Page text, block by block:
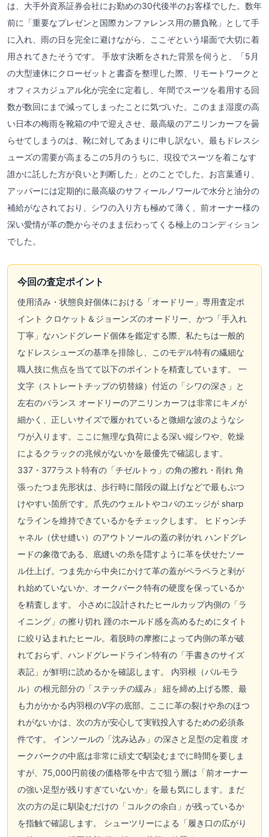
は、大手外資系証券会社にお勤めの30代後半のお客様でした。数年
前に「重要なプレゼンと国際カンファレンス用の勝負靴」として手
に入れ、雨の日を完全に避けながら、ここぞという場面で大切に着
用されてきたそうです。 手放す決断をされた背景を伺うと、「5月
の大型連休にクローゼットと書斎を整理した際、リモートワークと
オフィスカジュアル化が完全に定着し、年間でスーツを着用する回
数が数回にまで減ってしまったことに気づいた。このまま湿度の高
い日本の梅雨を靴箱の中で迎えさせ、最高級のアニリンカーフを曇
らせてしまうのは、靴に対してあまりに申し訳ない。最もドレスシ
ューズの需要が高まるこの5月のうちに、現役でスーツを着こなす
誰かに託した方が良いと判断した」とのことでした。お言葉通り、
アッパーには定期的に最高級のサフィールノワールで水分と油分の
補給がなされており、シワの入り方も極めて薄く、前オーナー様の
深い愛情が革の艶からそのまま伝わってくる極上のコンディション
でした。
今回の査定ポイント
使用済み・状態良好個体における「オードリー」専用査定ポ
イント クロケット＆ジョーンズのオードリー、かつ「手入れ
丁寧」なハンドグレード個体を鑑定する際、私たちは一般的
なドレスシューズの基準を排除し、このモデル特有の繊細な
職人技に焦点を当てて以下のポイントを精査しています。 一
文字（ストレートチップの切替線）付近の「シワの深さ」と
左右のバランス オードリーのアニリンカーフは非常にキメが
細かく、正しいサイズで履かれていると微細な波のようなシ
ワが入ります。ここに無理な負荷による深い縦シワや、乾燥
によるクラックの兆候がないかを最優先で確認します。
337・377ラスト特有の「チゼルトゥ」の角の擦れ・削れ 角
張ったつま先形状は、歩行時に階段の蹴上げなどで最もぶつ
けやすい箇所です。爪先のウェルトやコバのエッジが sharp
なラインを維持できているかをチェックします。 ヒドゥンチ
ャネル（伏せ縫い）のアウトソールの蓋の剥がれ ハンドグレ
ードの象徴である、底縫いの糸を隠すように革を伏せたソー
ル仕上げ。つま先から中央にかけて革の蓋がペラペラと剥が
れ始めていないか、オークバーク特有の硬度を保っているか
を精査します。 小さめに設計されたヒールカップ内側の「ラ
イニング」の擦り切れ 踵のホールド感を高めるためにタイト
に絞り込まれたヒール。着脱時の摩擦によって内側の革が破
れておらず、ハンドグレードライン特有の「手書きのサイズ
表記」が鮮明に読めるかを確認します。 内羽根（バルモラ
ル）の根元部分の「ステッチの緩み」 紐を締め上げる際、最
も力がかかる内羽根のV字の底部。ここに革の裂けや糸のほつ
れがないかは、次の方が安心して実戦投入するための必須条
件です。 インソールの「沈み込み」の深さと足型の定着度 オ
ークバークの中底は非常に頑丈で馴染むまでに時間を要しま
すが、75,000円前後の価格帯を中古で狙う層は「前オーナー
の強い足型が残りすぎていないか」を最も気にします。まだ
次の方の足に馴染むだけの「コルクの余白」が残っているか
を指触で確認します。 シューツリーによる「履き口の広がり